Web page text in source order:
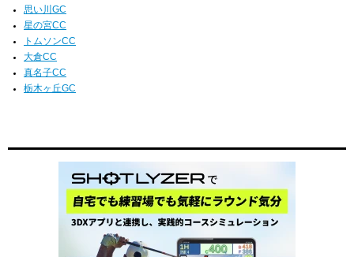
思い川GC
星の宮CC
トムソンCC
大倉CC
真名子CC
栃木ヶ丘GC